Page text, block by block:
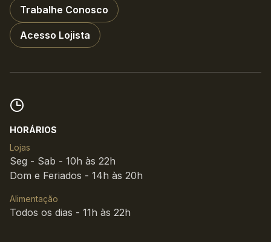
Trabalhe Conosco
Acesso Lojista
HORÁRIOS
Lojas
Seg - Sab - 10h às 22h
Dom e Feriados - 14h às 20h
Alimentação
Todos os dias - 11h às 22h